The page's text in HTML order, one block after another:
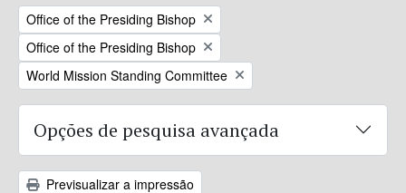
Remove filter:
Office of the Presiding Bishop
Remove filter:
Office of the Presiding Bishop
Remove filter:
World Mission Standing Committee
Opções de pesquisa avançada
Previsualizar a impressão